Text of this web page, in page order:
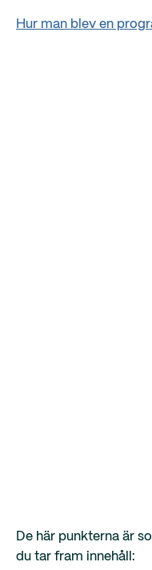
Hur man blev en
De här punkterna är
du tar fram innehåll: